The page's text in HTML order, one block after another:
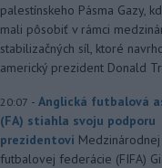
palestínskeho Pásma Gazy,
mali pôsobiť v rámci
stabilizačných síl, ktoré
americký prezident Donald
20:07 - Anglická futbalová
(FA) stiahla svoju podporu
prezidentovi Medzinárodnej
futbalovej federácie (FIFA)